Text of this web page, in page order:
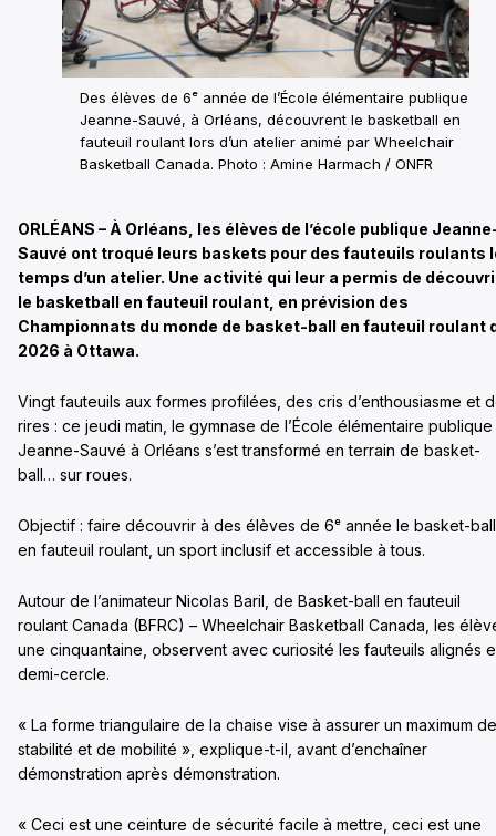
Des élèves de 6ᵉ année de l’École élémentaire publique
Jeanne-Sauvé, à Orléans, découvrent le basketball en
fauteuil roulant lors d’un atelier animé par Wheelchair
Basketball Canada. Photo : Amine Harmach / ONFR
ORLÉANS – À Orléans, les élèves de l’école publique
Sauvé ont troqué leurs baskets pour des fauteuils roulants
temps d’un atelier. Une activité qui leur a permis de
le basketball en fauteuil roulant, en prévision des
Championnats du monde de basket-ball en fauteuil roulant
2026 à Ottawa.
Vingt fauteuils aux formes profilées, des cris d’enthousiasme et
rires : ce jeudi matin, le gymnase de l’École élémentaire publique
Jeanne-Sauvé à Orléans s’est transformé en terrain de basket-
ball… sur roues.
Objectif : faire découvrir à des élèves de 6ᵉ année le basket-ball
en fauteuil roulant, un sport inclusif et accessible à tous.
Autour de l’animateur Nicolas Baril, de Basket-ball en fauteuil
roulant Canada (BFRC) – Wheelchair Basketball Canada, les
une cinquantaine, observent avec curiosité les fauteuils alignés
demi-cercle.
« La forme triangulaire de la chaise vise à assurer un maximum de
stabilité et de mobilité », explique-t-il, avant d’enchaîner
démonstration après démonstration.
« Ceci est une ceinture de sécurité facile à mettre, ceci est une